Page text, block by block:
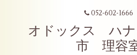
052-602-1666
オドックス ハ
市 理容